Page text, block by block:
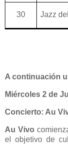
30 Jazz
A continuación
Miércoles 2 de
Concierto: Au
Au Vivo
el objetivo de